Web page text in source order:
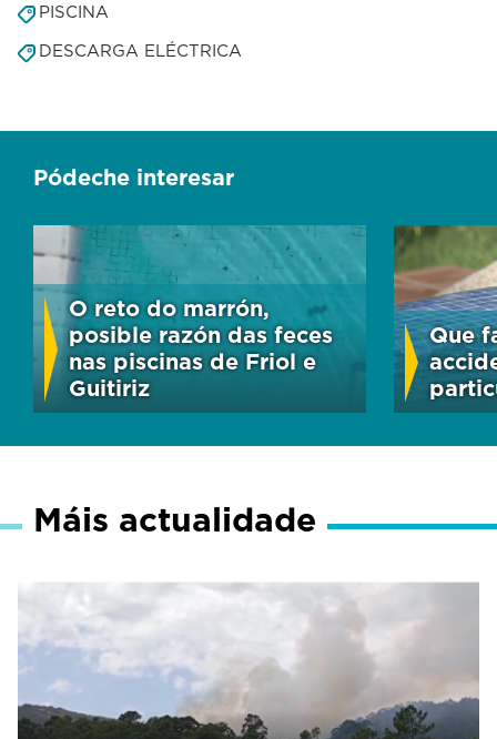
PISCINA
DESCARGA ELÉCTRICA
Pódeche interesar
O reto do marrón,
posible razón das feces
nas piscinas de Friol e
Guitiriz
Que
Máis actualidade